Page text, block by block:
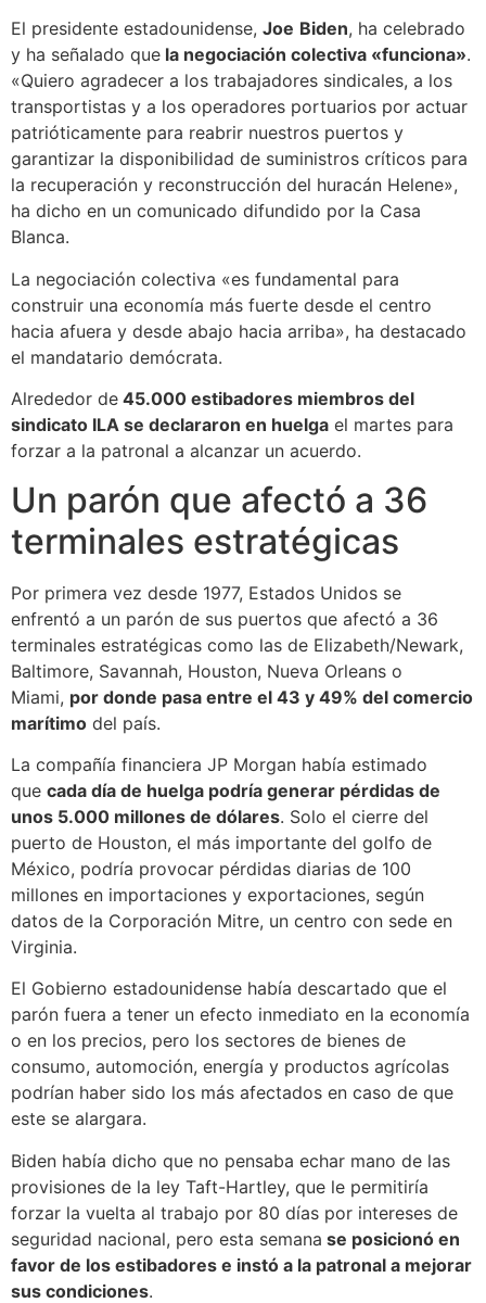
El presidente estadounidense, Joe Biden, ha celebrado
y ha señalado que la negociación colectiva «funciona».
«Quiero agradecer a los trabajadores sindicales, a los
transportistas y a los operadores portuarios por actuar
patrióticamente para reabrir nuestros puertos y
garantizar la disponibilidad de suministros críticos para
la recuperación y reconstrucción del huracán Helene»,
ha dicho en un comunicado difundido por la Casa
Blanca.
La negociación colectiva «es fundamental para
construir una economía más fuerte desde el centro
hacia afuera y desde abajo hacia arriba», ha destacado
el mandatario demócrata.
Alrededor de 45.000 estibadores miembros del
sindicato ILA se declararon en huelga el martes para
forzar a la patronal a alcanzar un acuerdo.
Un parón que afectó a 36
terminales estratégicas
Por primera vez desde 1977, Estados Unidos se
enfrentó a un parón de sus puertos que afectó a 36
terminales estratégicas como las de Elizabeth/Newark,
Baltimore, Savannah, Houston, Nueva Orleans o
Miami, por donde pasa entre el 43 y 49% del comercio
marítimo del país.
La compañía financiera JP Morgan había estimado
que cada día de huelga podría generar pérdidas de
unos 5.000 millones de dólares. Solo el cierre del
puerto de Houston, el más importante del golfo de
México, podría provocar pérdidas diarias de 100
millones en importaciones y exportaciones, según
datos de la Corporación Mitre, un centro con sede en
Virginia.
El Gobierno estadounidense había descartado que el
parón fuera a tener un efecto inmediato en la economía
o en los precios, pero los sectores de bienes de
consumo, automoción, energía y productos agrícolas
podrían haber sido los más afectados en caso de que
este se alargara.
Biden había dicho que no pensaba echar mano de las
provisiones de la ley Taft-Hartley, que le permitiría
forzar la vuelta al trabajo por 80 días por intereses de
seguridad nacional, pero esta semana se posicionó en
favor de los estibadores e instó a la patronal a mejorar
sus condiciones.